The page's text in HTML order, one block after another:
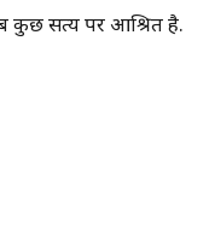
कुछ सत्य पर आश्रित है.